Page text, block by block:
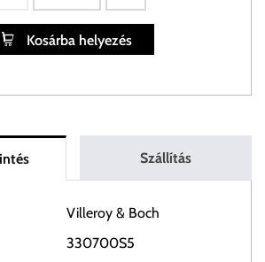
Kosárba helyezés
Szállítás
Villeroy & Boch
330700S5